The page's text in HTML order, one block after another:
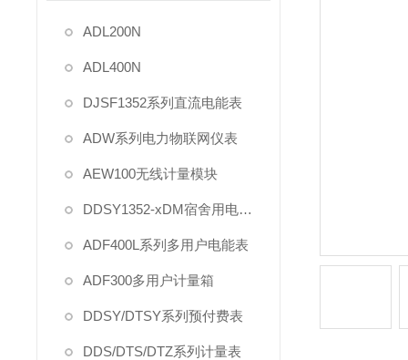
ADL200N
ADL400N
DJSF1352系列直流电能表
ADW系列电力物联网仪表
AEW100无线计量模块
DDSY1352-xDM宿舍用电管理
ADF400L系列多用户电能表
ADF300多用户计量箱
DDSY/DTSY系列预付费表
DDS/DTS/DTZ系列计量表